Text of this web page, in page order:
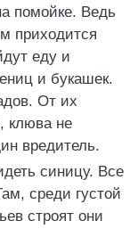
помойке. Ведь
приходится
еду и
и букашек.
От их
клюва не
вредитель.
синицу. Все
среди густой
строят они